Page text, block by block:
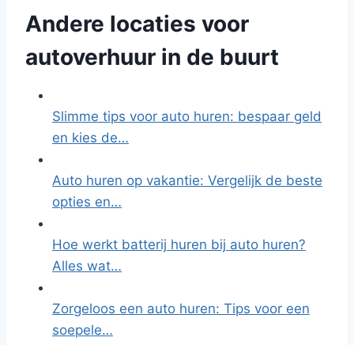
Andere locaties voor
autoverhuur in de buurt
Slimme tips voor auto huren: bespaar geld
en kies de…
Auto huren op vakantie: Vergelijk de beste
opties en…
Hoe werkt batterij huren bij auto huren?
Alles wat…
Zorgeloos een auto huren: Tips voor een
soepele…